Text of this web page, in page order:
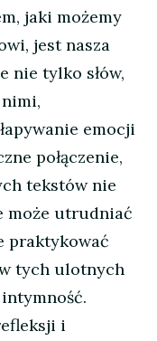
jaki możemy
jest nasza
nie tylko słów,
emocji
połączenie,
tekstów nie
może utrudniać
praktykować
tych ulotnych
i